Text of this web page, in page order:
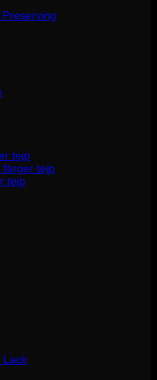
tejp
färger tejp
tejp
Lack